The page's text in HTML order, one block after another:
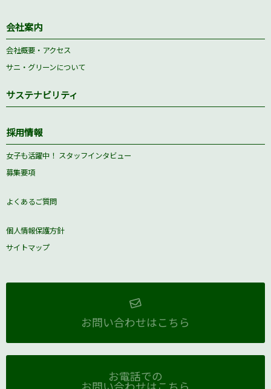
会社案内
会社概要・アクセス
サニ・グリーンについて
サステナビリティ
採用情報
女子も活躍中！ スタッフインタビュー
募集要項
よくあるご質問
個人情報保護方針
サイトマップ
お問い合わせはこちら
お電話での